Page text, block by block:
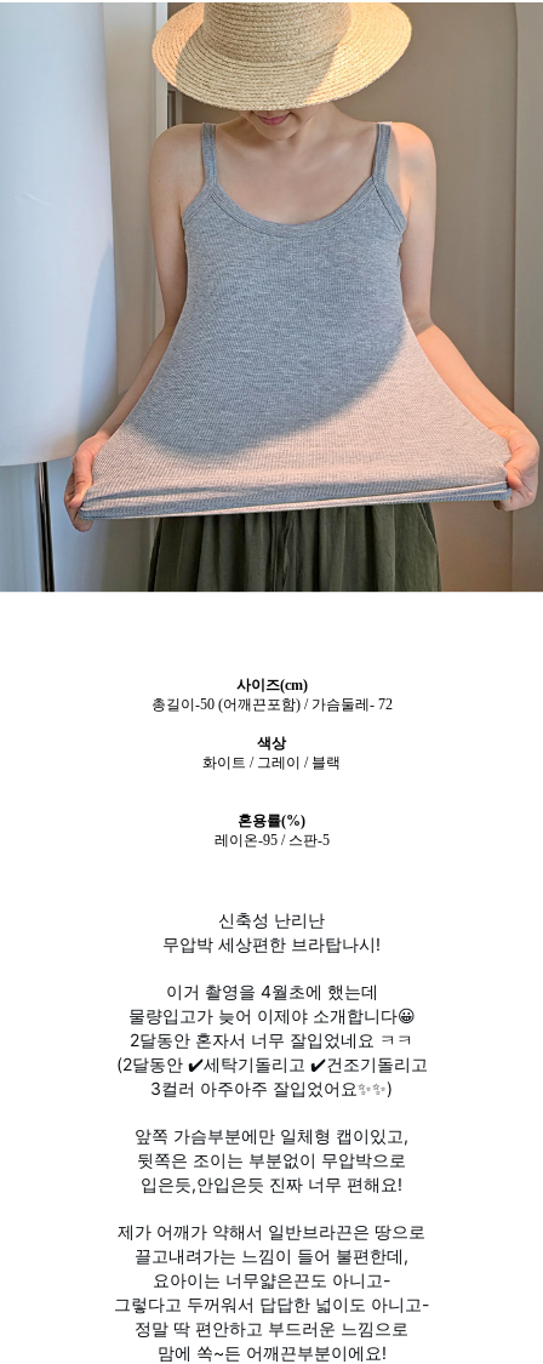
사이즈(cm)
총길이-50 (어깨끈포함) / 가슴둘레- 72
색상
화이트 / 그레이 / 블랙
혼용률(%)
레이온-95 / 스판-5
신축성 난리난
무압박 세상편한 브라탑나시!
이거 촬영을 4월초에 했는데
물량입고가 늦어 이제야 소개합니다😀
2달동안 혼자서 너무 잘입었네요 ㅋㅋ
(2달동안 ✔️세탁기돌리고 ✔️건조기돌리고
3컬러 아주아주 잘입었어요✨️✨️)
앞쪽 가슴부분에만 일체형 캡이있고,
뒷쪽은 조이는 부분없이 무압박으로
입은듯,안입은듯 진짜 너무 편해요!
제가 어깨가 약해서 일반브라끈은 땅으로
끌고내려가는 느낌이 들어 불편한데,
요아이는 너무얇은끈도 아니고-
그렇다고 두꺼워서 답답한 넓이도 아니고-
정말 딱 편안하고 부드러운 느낌으로
맘에 쏙~든 어깨끈부분이에요!